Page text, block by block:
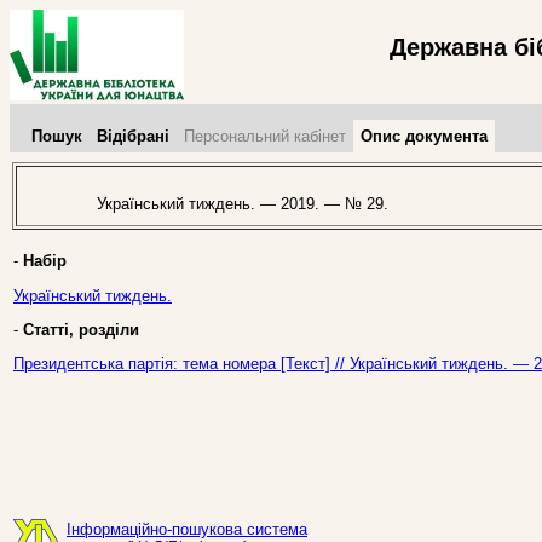
Державна
Пошук Відібрані Персональний кабінет Опис документа
Український тиждень. — 2019. — № 29.
- Набір
Український тиждень.
- Статті, розділи
Президентська партія: тема номера [Текст] // Український
Інформаційно-пошукова система